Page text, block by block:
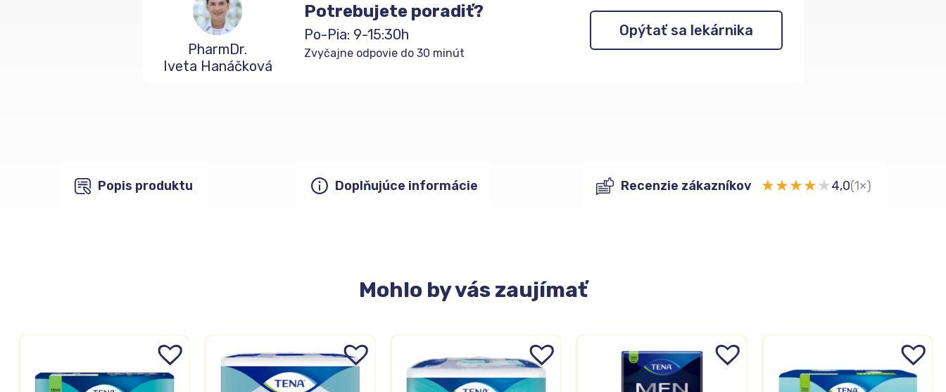
PharmDr.
Iveta Hanáčková
Potrebujete poradiť?
Po-Pia: 9-15:30h
Zvyčajne odpovie do 30 minút
Opýtať sa lekárnika
Popis produktu Doplňujúce informácie Recenzie zákazníkov ★★★★★4,0(1×)
Mohlo by vás zaujímať